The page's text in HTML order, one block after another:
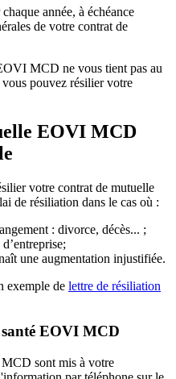
année, à échéance
de votre contrat de
MCD ne vous tient pas au
pouvez résilier votre
EOVI MCD
votre contrat de mutuelle
de résiliation dans le cas où :
: divorce, décès... ;
une augmentation injustifiée.
exemple de lettre de résiliation
santé EOVI MCD
sont mis à votre